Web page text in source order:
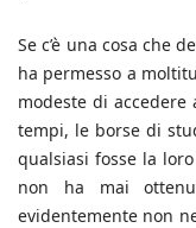
Se c’è una cosa che
ha permesso a
modeste di
tempi, le borse di
qualsiasi fosse la
non ha mai
evidentemente non